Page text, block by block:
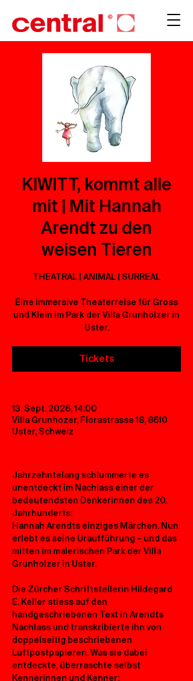
KIWITT, kommt alle
mit | Mit Hannah
Arendt zu den
weisen Tieren
THEATRAL | ANIMAL | SURREAL
Eine immersive Theaterreise für Gross
und Klein im Park der Villa Grunholzer in
Uster.
Tickets
13. Sept. 2026, 14:00
Villa Grunhozer, Florastrasse 18, 8610
Uster, Schweiz
Jahrzehntelang schlummerte es
unentdeckt im Nachlass einer der
bedeutendsten Denkerinnen des 20.
Jahrhunderts:
Hannah Arendts einziges Märchen. Nun
erlebt es seine Uraufführung – und das
mitten im malerischen Park der Villa
Grunholzer in Uster.
Die Zürcher Schriftstellerin Hildegard
E. Keller stiess auf den
handgeschriebenen Text in Arendts
Nachlass und transkribierte ihn von
doppelseitig beschriebenen
Luftpostpapieren. Was sie dabei
entdeckte, überraschte selbst
Kennerinnen und Kenner: